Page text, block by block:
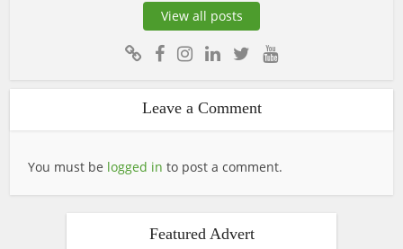
View all posts
Leave a Comment
You must be logged in to post a comment.
Featured Advert